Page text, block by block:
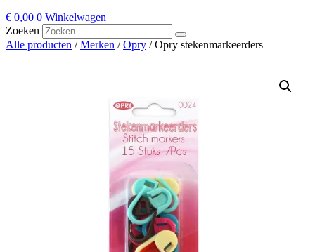
€ 0,00 0 Winkelwagen
Zoeken
Alle producten /Merken /Opry / Opry stekenmarkeerders